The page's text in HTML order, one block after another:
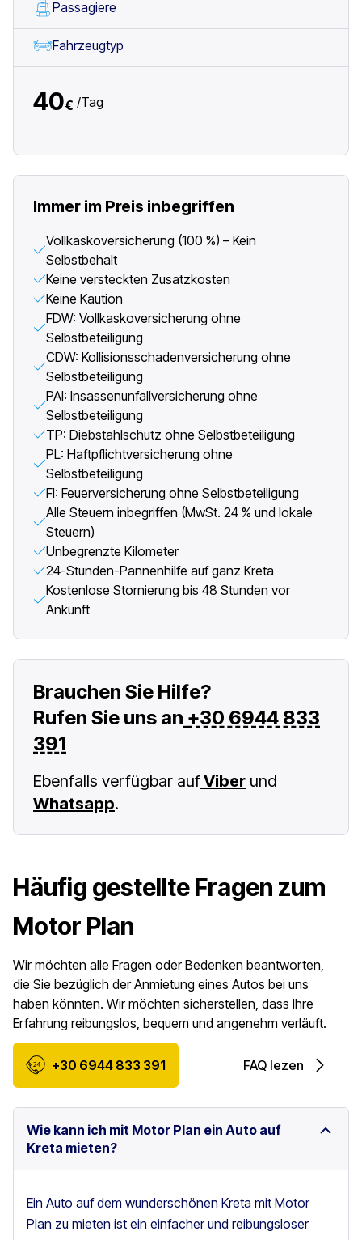
Passagiere
Fahrzeugtyp
40€ /Tag
Immer im Preis inbegriffen
Vollkaskoversicherung (100 %) – Kein
Selbstbehalt
Keine versteckten Zusatzkosten
Keine Kaution
FDW: Vollkaskoversicherung ohne
Selbstbeteiligung
CDW: Kollisionsschadenversicherung ohne
Selbstbeteiligung
PAI: Insassenunfallversicherung ohne
Selbstbeteiligung
TP: Diebstahlschutz ohne Selbstbeteiligung
PL: Haftpflichtversicherung ohne
Selbstbeteiligung
FI: Feuerversicherung ohne Selbstbeteiligung
Alle Steuern inbegriffen (MwSt. 24 % und lokale
Steuern)
Unbegrenzte Kilometer
24-Stunden-Pannenhilfe auf ganz Kreta
Kostenlose Stornierung bis 48 Stunden vor
Ankunft
Brauchen Sie Hilfe?
Rufen Sie uns an +30 6944 833
391
Ebenfalls verfügbar aufViber und
Whatsapp.
Häufig gestellte Fragen zum
Motor Plan
Wir möchten alle Fragen oder Bedenken beantworten,
die Sie bezüglich der Anmietung eines Autos bei uns
haben könnten. Wir möchten sicherstellen, dass Ihre
Erfahrung reibungslos, bequem und angenehm verläuft.
+30 6944 833 391 FAQ lezen
Wie kann ich mit Motor Plan ein Auto auf
Kreta mieten?
Ein Auto auf dem wunderschönen Kreta mit Motor
Plan zu mieten ist ein einfacher und reibungsloser